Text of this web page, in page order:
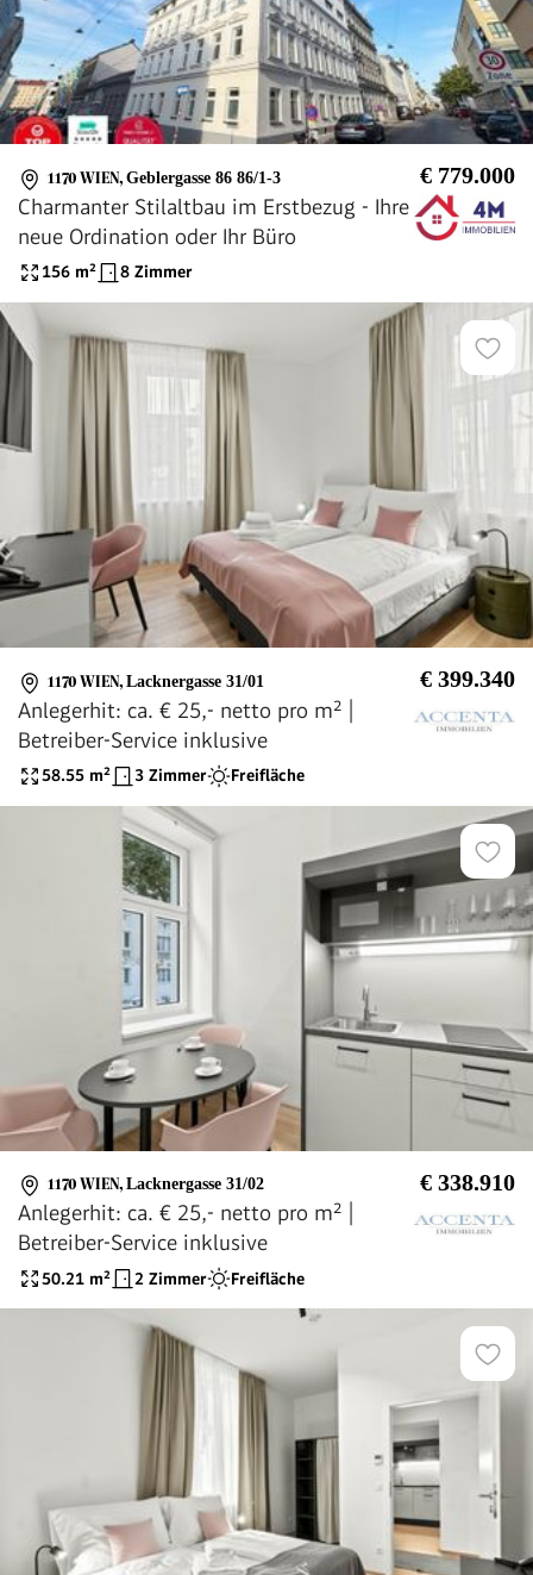
1170 WIEN, Geblergasse 86 86/1-3 € 779.000
Charmanter Stilaltbau im Erstbezug - Ihre
neue Ordination oder Ihr Büro
156 m² 8 Zimmer
1170 WIEN, Lacknergasse 31/01 € 399.340
Anlegerhit: ca. € 25,- netto pro m² |
Betreiber-Service inklusive
58.55 m² 3 Zimmer Freifläche
1170 WIEN, Lacknergasse 31/02 € 338.910
Anlegerhit: ca. € 25,- netto pro m² |
Betreiber-Service inklusive
50.21 m² 2 Zimmer Freifläche